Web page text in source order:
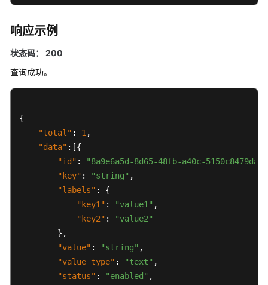
等
协
议
（SLA）
白
书
响应示例
状态码： 200
查询成功。
{
"total" : 1 ,
"data" : [{
"id" :
"8a9e6a5d-8d65-48fb-a40c-5150c8479da8"
"key" : "string" ,
"labels" :
{
"key1" : "value1" ,
"key2" :
"value2"
} ,
"value" : "string" ,
"value_type" : "text" ,
"status" : "enabled" ,